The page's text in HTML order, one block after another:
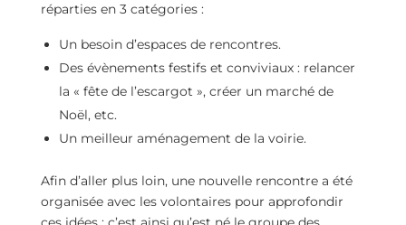
réparties en 3 catégories :
Un besoin d’espaces de rencontres.
Des évènements festifs et conviviaux : relancer
la « fête de l’escargot », créer un marché de
Noël, etc.
Un meilleur aménagement de la voirie.
Afin d’aller plus loin, une nouvelle rencontre a été
organisée avec les volontaires pour approfondir